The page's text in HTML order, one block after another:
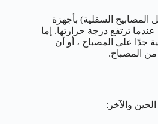
المصابيح السفلية) بأجهزة
ترتفع درجة حرارتها. إما
جدًا على المصباح ، أو أن
المصباح.
والآخر: